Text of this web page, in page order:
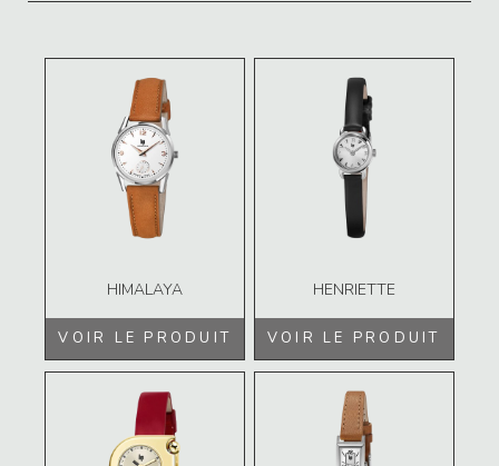
HIMALAYA
VOIR LE PRODUIT
HENRIETTE
VOIR LE PRODUIT